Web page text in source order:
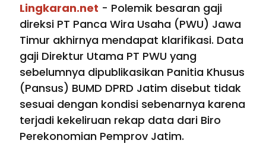
Lingkaran.net - Polemik besaran gaji
direksi PT Panca Wira Usaha (PWU) Jawa
Timur akhirnya mendapat klarifikasi. Data
gaji Direktur Utama PT PWU yang
sebelumnya dipublikasikan Panitia Khusus
(Pansus) BUMD DPRD Jatim disebut tidak
sesuai dengan kondisi sebenarnya karena
terjadi kekeliruan rekap data dari Biro
Perekonomian Pemprov Jatim.